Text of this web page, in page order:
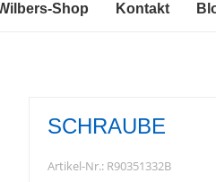
Shop Kontakt
SCHRAUBE
Artikel-Nr.: R90351332B